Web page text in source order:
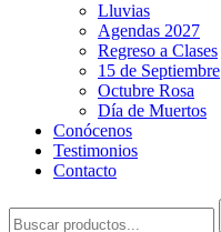
Lluvias
Agendas 2027
Regreso a Clases
15 de Septiembre
Octubre Rosa
Día de Muertos
Conócenos
Testimonios
Contacto